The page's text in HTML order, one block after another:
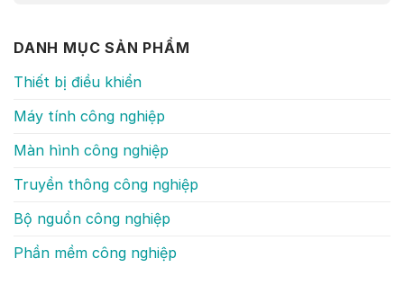
DANH MỤC SẢN PHẨM
Thiết bị điều khiển
Máy tính công nghiệp
Màn hình công nghiệp
Truyền thông công nghiệp
Bộ nguồn công nghiệp
Phần mềm công nghiệp